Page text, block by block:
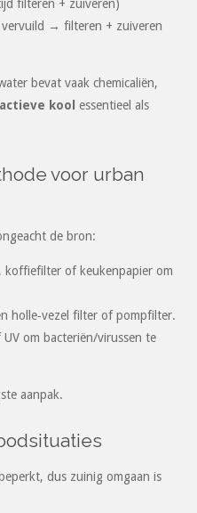
filteren + zuiveren)
→ filteren + zuiveren
bevat vaak chemicaliën,
actieve kool
essentieel als
voor urban
de bron:
koffiefilter of keukenpapier om
holle‑vezel filter of pompfilter.
om bacteriën/virussen te
aanpak.
dus zuinig omgaan is